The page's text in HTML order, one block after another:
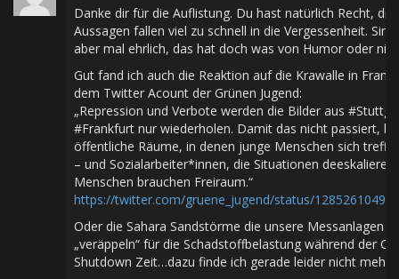
Danke dir für die Auflistung. Du hast natürlich Recht,
Aussagen fallen viel zu schnell in die Vergessenheit.
aber mal ehrlich, das hat doch was von Humor oder
Gut fand ich auch die Reaktion auf die Krawalle in
dem Twitter Acount der Grünen Jugend:
„Repression und Verbote werden die Bilder aus
#Frankfurt nur wiederholen. Damit das nicht passiert,
öffentliche Räume, in denen junge Menschen sich
– und Sozialarbeiter*innen, die Situationen deeskalieren
Menschen brauchen Freiraum.“
https://twitter.com/gruene_jugend/status/
Oder die Sahara Sandstörme die unsere Messanlagen
„veräppeln“ für die Schadstoffbelastung während der
Shutdown Zeit…dazu finde ich gerade leider nicht mehr